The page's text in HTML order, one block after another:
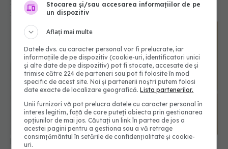
Poate răcirea capului să influențeze mintea?
Cercetătorii au testat ipoteza
09 iun 2026, 20:30
Stocarea și/sau accesarea informațiilor de pe
un dispozitiv
Aflați mai multe
Datele dvs. cu caracter personal vor fi prelucrate, iar
informațiile de pe dispozitiv (cookie-uri, identificatori unici
și alte date de pe dispozitiv) pot fi stocate, accesate de și
trimise către 224 de parteneri sau pot fi folosite în mod
specific de acest site. Noi și partenerii noștri putem folosi
date exacte de localizare geografică.Lista partenerilor.
Unii furnizori vă pot prelucra datele cu caracter personal în
interes legitim, față de care puteți obiecta prin gestionarea
opțiunilor de mai jos. Căutați un link în partea de jos a
acestei pagini pentru a gestiona sau a vă retrage
consimțământul în setările de confidențialitate și cookie-
uri.